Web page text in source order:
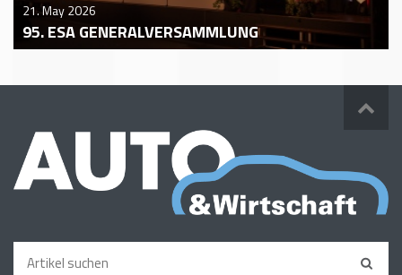
21. May 2026
95. ESA GENERALVERSAMMLUNG